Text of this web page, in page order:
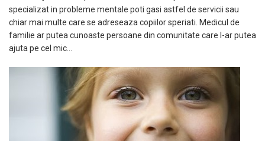
specializat in probleme mentale poti gasi astfel de servicii sau
chiar mai multe care se adreseaza copiilor speriati. Medicul de
familie ar putea cunoaste persoane din comunitate care l-ar putea
ajuta pe cel mic…